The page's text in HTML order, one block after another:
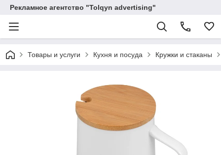
Рекламное агентство "Tolqyn advertising"
Товары и услуги Кухня и посуда Кружки и стаканы